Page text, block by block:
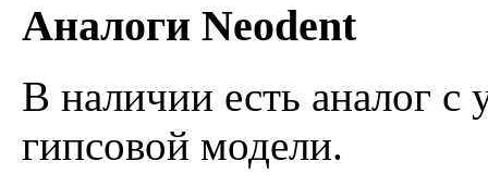
Аналоги Neodent
В наличии есть аналог с
гипсовой модели.